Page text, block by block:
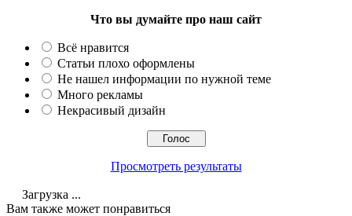
Что вы думайте про наш сайт
Всё нравится
Статьи плохо оформлены
Не нашел информации по нужной теме
Много рекламы
Некрасивый дизайн
Просмотреть результаты
Загрузка ...
Вам также может понравиться